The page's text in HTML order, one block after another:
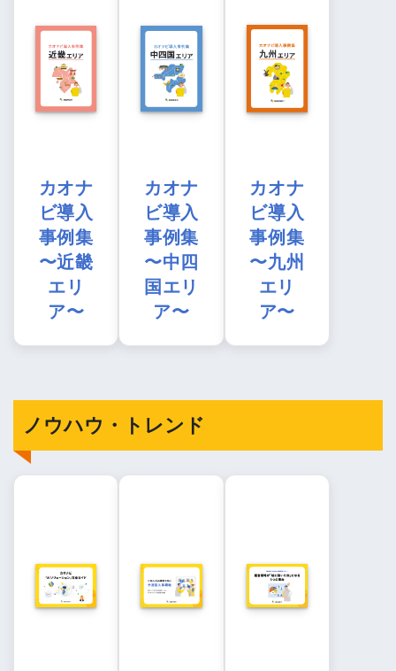
カオナ
ビ導入
事例集
〜近畿
エリ
ア〜
カオナ
ビ導入
事例集
〜中四
国エリ
ア〜
カオナ
ビ導入
事例集
〜九州
エリ
ア〜
ノウハウ・トレンド